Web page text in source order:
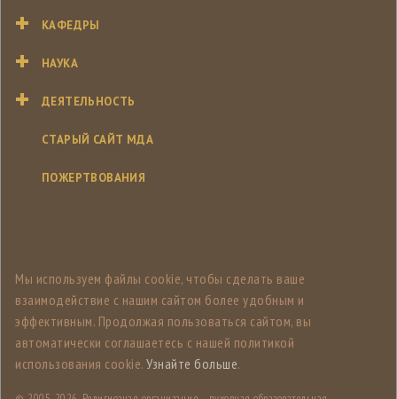
КАФЕДРЫ
НАУКА
ДЕЯТЕЛЬНОСТЬ
СТАРЫЙ САЙТ МДА
ПОЖЕРТВОВАНИЯ
Мы используем файлы cookie, чтобы сделать ваше
взаимодействие с нашим сайтом более удобным и
эффективным. Продолжая пользоваться сайтом, вы
автоматически соглашаетесь с нашей политикой
использования cookie. Узнайте больше.